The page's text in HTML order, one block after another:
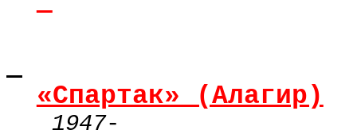
«Спартак» (Алагир)
1947-